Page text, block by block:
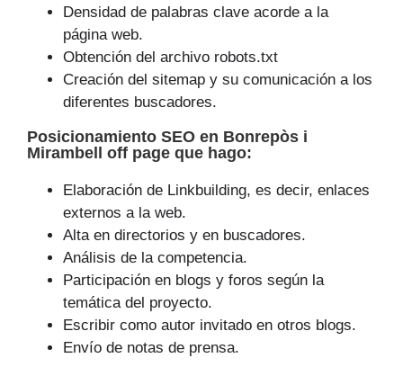
Densidad de palabras clave acorde a la
página web.
Obtención del archivo robots.txt
Creación del sitemap y su comunicación a los
diferentes buscadores.
Posicionamiento SEO en Bonrepòs i
Mirambell off page que hago:
Elaboración de Linkbuilding, es decir, enlaces
externos a la web.
Alta en directorios y en buscadores.
Análisis de la competencia.
Participación en blogs y foros según la
temática del proyecto.
Escribir como autor invitado en otros blogs.
Envío de notas de prensa.